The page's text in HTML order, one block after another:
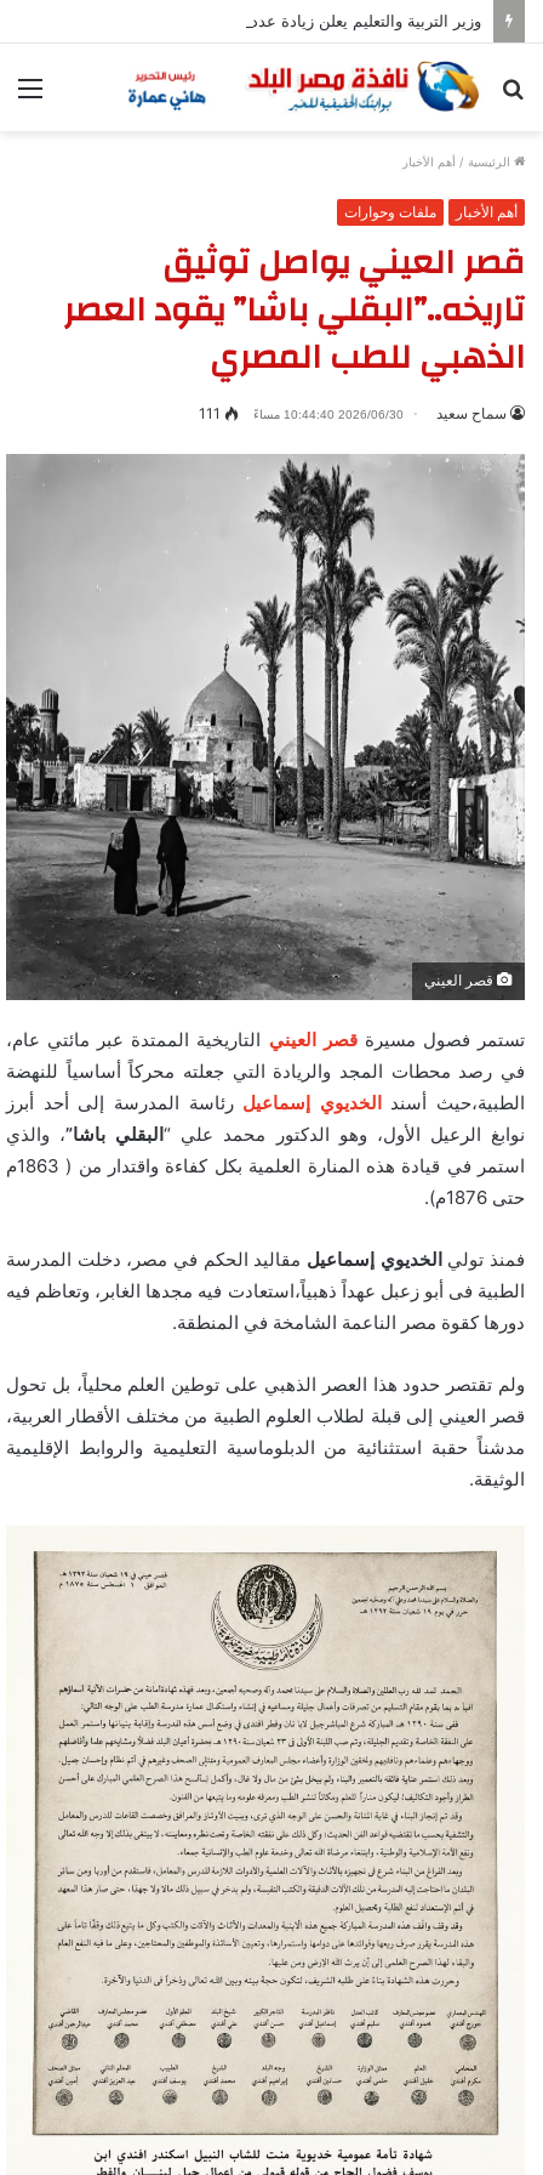
بحث
الرئيسية / أهم الأخبار
أهم الأخبار ملفات وحوارات
قصر العيني يواصل توثيق
تاريخه..”البقلي باشا” يقود العصر
الذهبي للطب المصري
سماح سعيد 2026/06/30 10:44:40 مساءً 111
قصر العيني
تستمر فصول مسيرةقصر العيني التاريخية الممتدة عبر مائتي عام،
في رصد محطات المجد والريادة التي جعلته محركاً أساسياً للنهضة
الطبية،حيث أسندالخديوي إسماعيل رئاسة المدرسة إلى أحد أبرز
نوابغ الرعيل الأول، وهو الدكتور محمد علي “البقلي باشا”، والذي
استمر في قيادة هذه المنارة العلمية بكل كفاءة واقتدار من ( 1863م
حتى 1876م).
فمنذ توليالخديوي إسماعيل مقاليد الحكم في مصر، دخلت المدرسة
الطبية فى أبو زعبل عهداً ذهبياً،استعادت فيه مجدها الغابر، وتعاظم فيه
دورها كقوة مصر الناعمة الشامخة في المنطقة.
ولم تقتصر حدود هذا العصر الذهبي على توطين العلم محلياً، بل تحول
قصر العيني إلى قبلة لطلاب العلوم الطبية من مختلف الأقطار العربية،
مدشناً حقبة استثنائية من الدبلوماسية التعليمية والروابط الإقليمية
الوثيقة.